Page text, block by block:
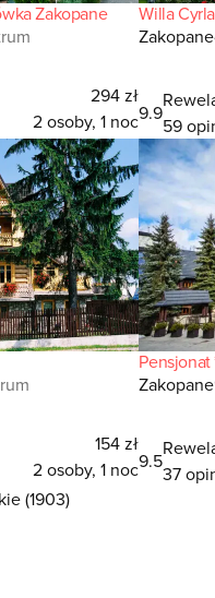
Zakopane
294 zł
2 osoby, 1 noc
Willa
Zakopane
9.9
59
154 zł
2 osoby, 1 noc
Pensjonat
Zakopane
9.5
37
(1903)